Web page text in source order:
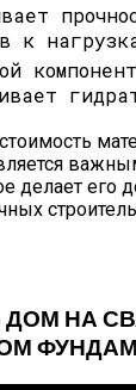
к
компонент
делает его
НА